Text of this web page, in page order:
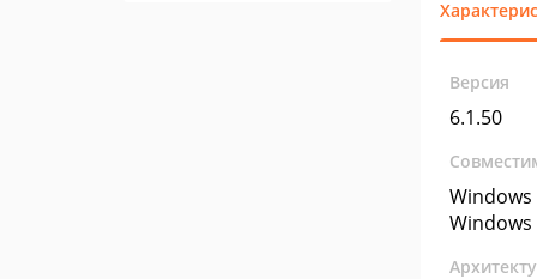
Версия
6.1.50
Windows
Windows